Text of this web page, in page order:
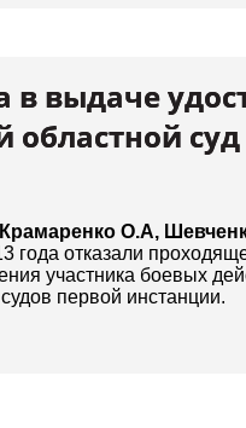
выдаче
областной суд
Крамаренко О.А,
отказали
участника боевых
первой инстанции.